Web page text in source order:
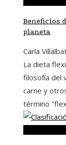
Beneficios
planeta
Carla Villalba
La dieta
filosofía del
carne y
término